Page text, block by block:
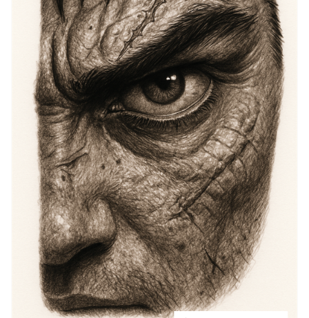
때문에 시리즈에 대한 열정을 자랑스럽게 보일 수 있도록
종종 선택합니다. 또한, 일부는 더 개인적인 터치를 제공하
는 시간 뒤나 귀 뒤와 같은 섬세한 위치를 선호할 수 있습
니다. 선택에 관계없이, 각 배치는 버서크 세계관에서 나타
나는 강력한 주제에 대한 착용자의 연결을 강조하는 역할
을 합니다.